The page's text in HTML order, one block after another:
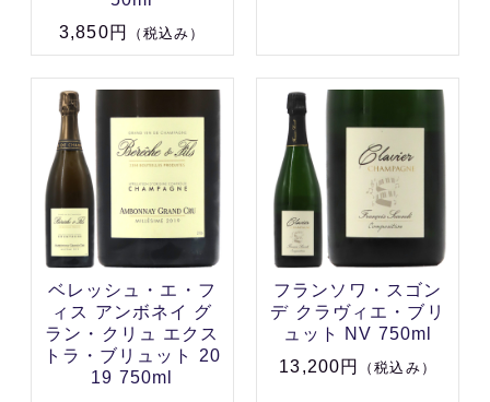
3,850円
（税込み）
ベレッシュ・エ・フ
ィス アンボネイ グ
ラン・クリュ エクス
トラ・ブリュット 20
19 750ml
フランソワ・スゴン
デ クラヴィエ・ブリ
ュット NV 750ml
13,200円
（税込み）